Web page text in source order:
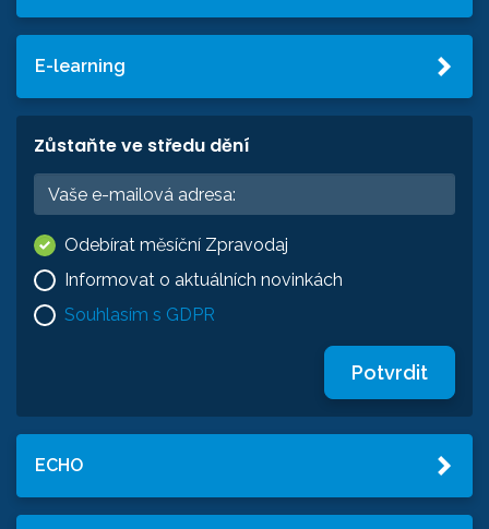
E-learning
Zůstaňte ve středu dění
Odebírat měsíční Zpravodaj
Informovat o aktuálních novinkách
Souhlasím s GDPR
Potvrdit
ECHO